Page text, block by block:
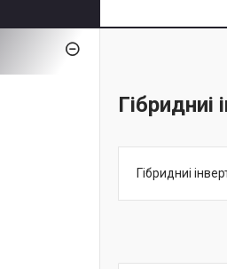
Гібридниі
Гібридниі